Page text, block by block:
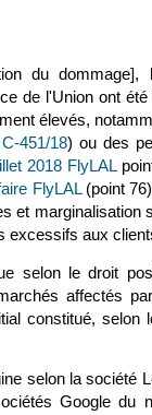
du dommage],
de l'Union ont
élevés,
451/18) ou des
2018 FlyLAL
FlyLAL(le lien
(point
et marginalisation
excessifs aux
selon le droit
affectés
constitué,
selon la société
Google du